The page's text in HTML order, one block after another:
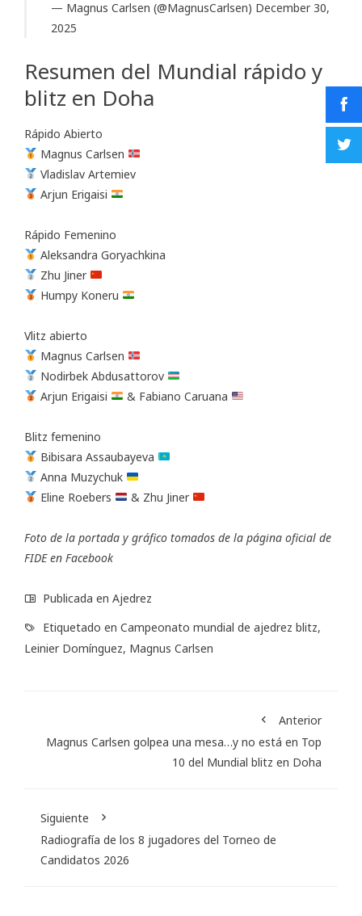
— Magnus Carlsen (@MagnusCarlsen) December 30,
2025
Resumen del Mundial rápido y
blitz en Doha
Rápido Abierto
Magnus Carlsen
Vladislav Artemiev
Arjun Erigaisi
Rápido Femenino
Aleksandra Goryachkina
Zhu Jiner
Humpy Koneru
Vlitz abierto
Magnus Carlsen
Nodirbek Abdusattorov
Arjun Erigaisi
& Fabiano Caruana
Blitz femenino
Bibisara Assaubayeva
Anna Muzychuk
Eline Roebers
& Zhu Jiner
Foto de la portada y gráfico tomados de la página oficial de
FIDE en Facebook
Publicada en Ajedrez
Etiquetado en Campeonato mundial de ajedrez blitz,
Leinier Domínguez, Magnus Carlsen
Anterior
Magnus Carlsen golpea una mesa…y no está en Top
10 del Mundial blitz en Doha
Siguiente
Radiografía de los 8 jugadores del Torneo de
Candidatos 2026